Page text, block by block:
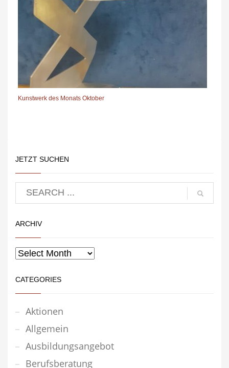
Kunstwerk des Monats Oktober
JETZT SUCHEN
ARCHIV
CATEGORIES
Aktionen
Allgemein
Ausbildungsangebot
Berufsberatung